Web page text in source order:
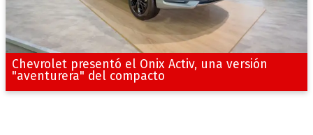
Chevrolet presentó el Onix Activ, una versión
"aventurera" del compacto